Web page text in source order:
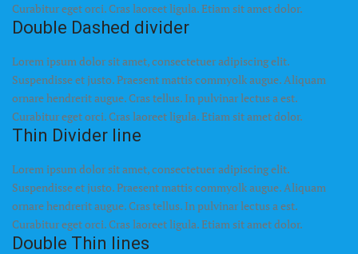
Curabitur eget orci. Cras laoreet ligula. Etiam sit amet dolor.
Double Dashed divider
Lorem ipsum dolor sit amet, consectetuer adipiscing elit.
Suspendisse et justo. Praesent mattis commyolk augue. Aliquam
ornare hendrerit augue. Cras tellus. In pulvinar lectus a est.
Curabitur eget orci. Cras laoreet ligula. Etiam sit amet dolor.
Thin Divider line
Lorem ipsum dolor sit amet, consectetuer adipiscing elit.
Suspendisse et justo. Praesent mattis commyolk augue. Aliquam
ornare hendrerit augue. Cras tellus. In pulvinar lectus a est.
Curabitur eget orci. Cras laoreet ligula. Etiam sit amet dolor.
Double Thin lines